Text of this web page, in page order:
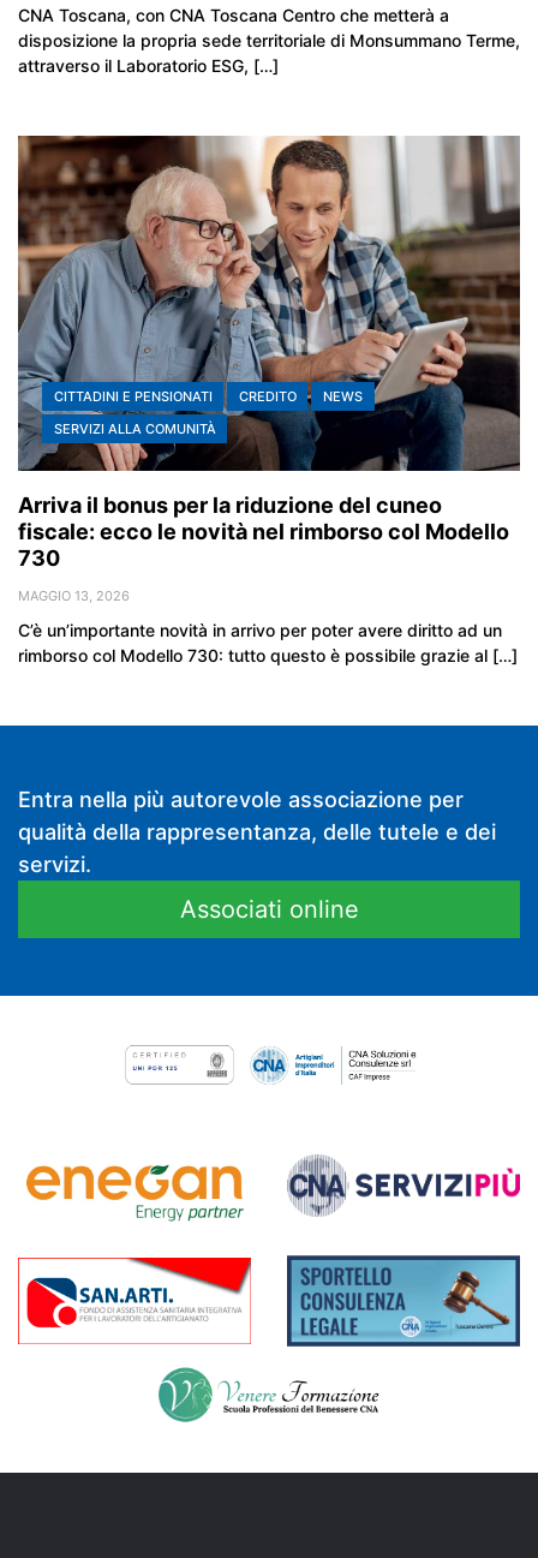
CNA Toscana, con CNA Toscana Centro che metterà a
disposizione la propria sede territoriale di Monsummano Terme,
attraverso il Laboratorio ESG, […]
CITTADINI E PENSIONATI CREDITO
NEWS
SERVIZI ALLA COMUNITÀ
Arriva il bonus per la riduzione del cuneo
fiscale: ecco le novità nel rimborso col Modello
730
MAGGIO 13, 2026
C’è un’importante novità in arrivo per poter avere diritto ad un
rimborso col Modello 730: tutto questo è possibile grazie al […]
Entra nella più autorevole associazione per
qualità della rappresentanza, delle tutele e dei
servizi.
Associati online